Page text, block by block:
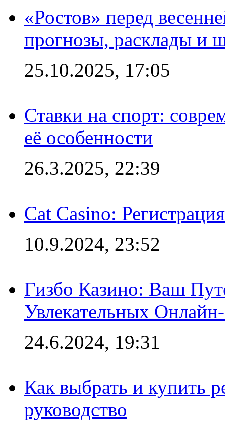
«Ростов» перед
прогнозы, расклады и
25.10.2025, 17:05
Ставки на спорт:
её особенности
26.3.2025, 22:39
Cat Casino:
10.9.2024, 23:52
Гизбо Казино: Ваш
Увлекательных
24.6.2024, 19:31
Как выбрать и купить
руководство